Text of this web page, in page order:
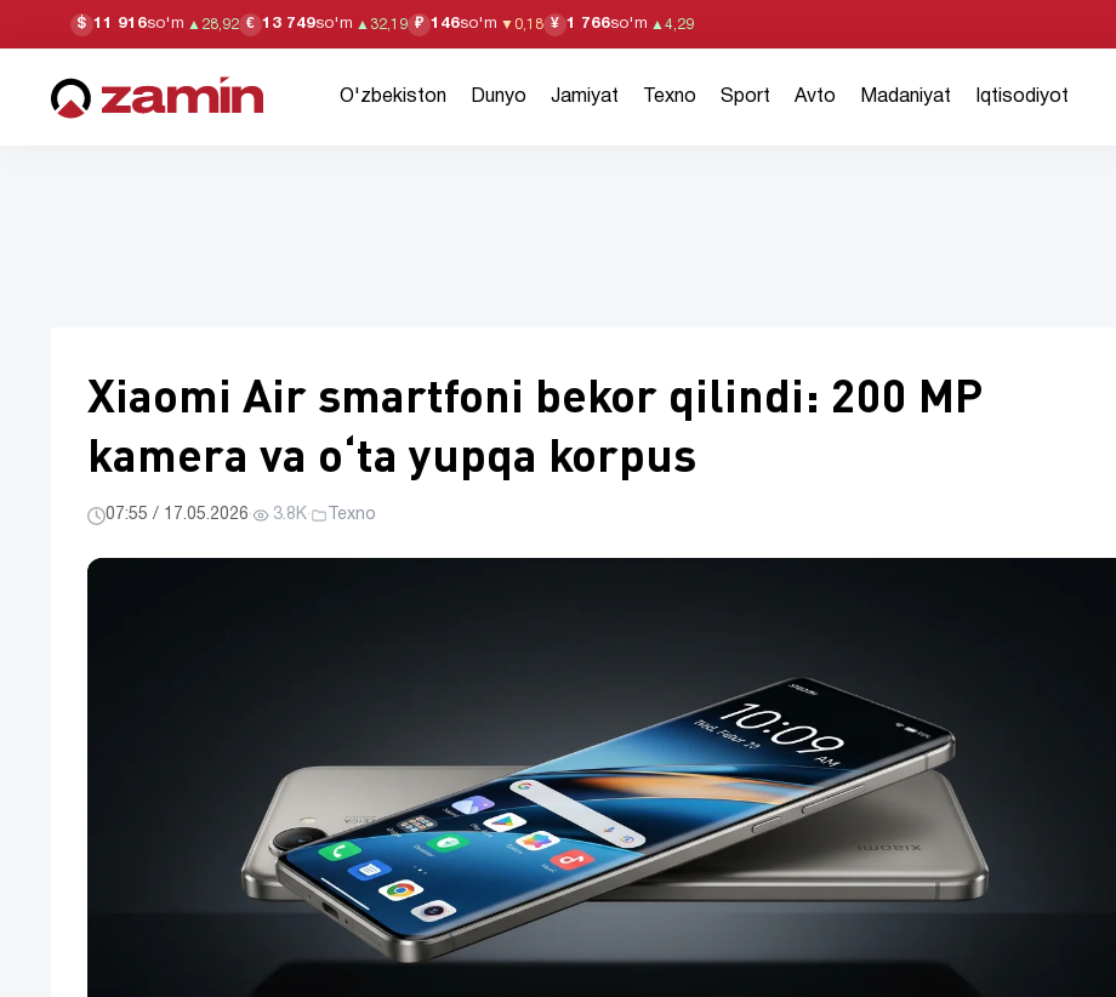
$ 11 916so'm ▲ 28,92 € 13 749so'm ▲ 32,19 ₽ 146so'm ▼ 0,18 ¥ 1 766so'm ▲ 4,29
O'zbekiston Dunyo Jamiyat Texno Sport Avto Madaniyat Iqtisodiyot
Xiaomi Air smartfoni bekor qilindi: 200 MP
kamera va o‘ta yupqa korpus
07:55 / 17.05.2026· 3.8K· Texno